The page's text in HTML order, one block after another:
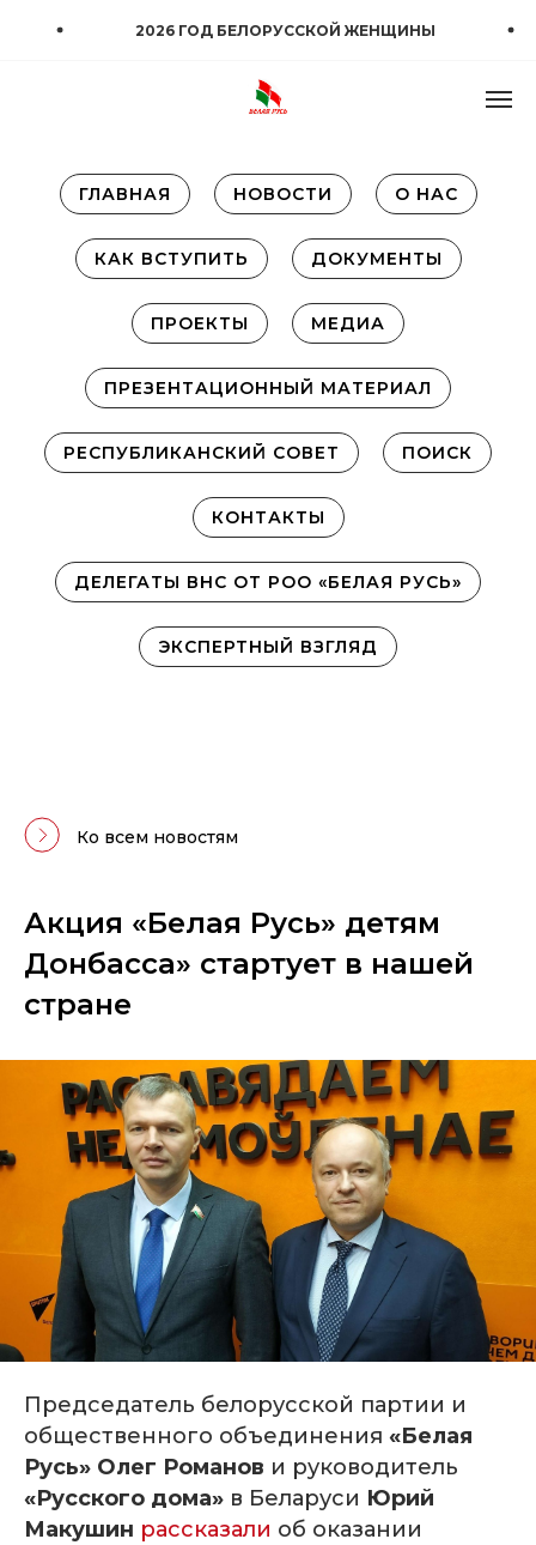
2026 ГОД БЕЛОРУССКОЙ ЖЕНЩИНЫ
ГЛАВНАЯ НОВОСТИ О НАС
КАК ВСТУПИТЬ ДОКУМЕНТЫ
ПРОЕКТЫ МЕДИА
ПРЕЗЕНТАЦИОННЫЙ МАТЕРИАЛ
РЕСПУБЛИКАНСКИЙ СОВЕТ ПОИСК
КОНТАКТЫ
ДЕЛЕГАТЫ ВНС ОТ РОО «БЕЛАЯ РУСЬ»
ЭКСПЕРТНЫЙ ВЗГЛЯД
Ко всем новостям
Акция «Белая Русь» детям
Донбасса» стартует в нашей
стране
Председатель белорусской партии и
общественного объединения «Белая
Русь» Олег Романов и руководитель
«Русского дома» в Беларуси Юрий
Макушин рассказали об оказании